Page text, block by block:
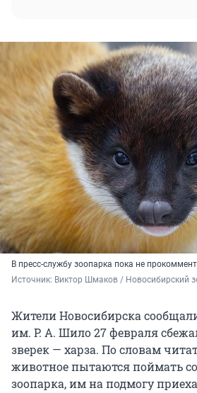
В пресс-службу зоопарка пока не
Источник: Виктор Шмаков / Новосибирский
Жители Новосибирска
им. Р. А. Шило 27 февраля
зверек — харза. По словам
животное пытаются поймать
зоопарка, им на подмогу